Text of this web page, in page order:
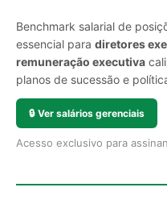
Benchmark salarial de
essencial para diretores
remuneração executiva
planos de sucessão e
🔒 Ver salários gerenciais
Acesso exclusivo para